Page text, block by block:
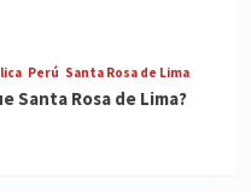
Perú Santa Rosa de Lima
Santa Rosa de Lima?